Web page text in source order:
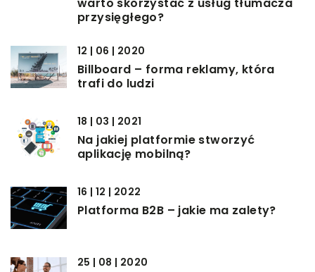
warto skorzystać z usług tłumacza
przysięgłego?
12 | 06 | 2020
Billboard – forma reklamy, która
trafi do ludzi
18 | 03 | 2021
Na jakiej platformie stworzyć
aplikację mobilną?
16 | 12 | 2022
Platforma B2B – jakie ma zalety?
25 | 08 | 2020